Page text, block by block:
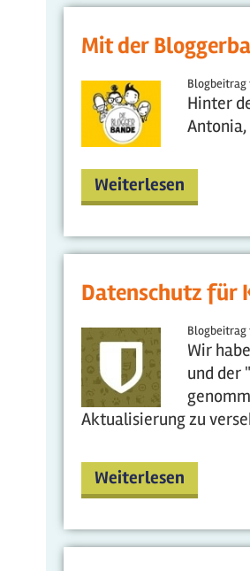
Mit der
Blogbeitrag
Hinter
Weiterlesen
Datenschutz für
Blogbeitrag
Wir
und der
Aktualisierung zu
Weiterlesen